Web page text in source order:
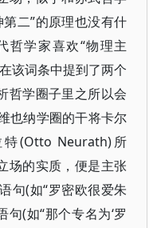
二”的原理也没有什
哲学家喜欢“物理主
该词条中提到了两个
哲学圈子里之所以会
也纳学圈的干将卡尔
(Otto Neurath)所
场的实质，便是主张
句(如“罗密欧很爱朱
(如“那个专名为‘罗